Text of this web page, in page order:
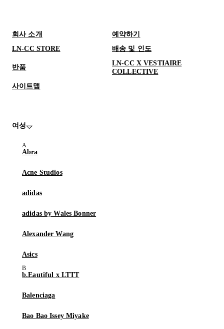
회사 소개
예약하기
LN-CC STORE
배송 및 인도
반품
LN-CC X VESTIAIRE
COLLECTIVE
사이트맵
여성
Abra
Acne Studios
adidas
adidas by Wales Bonner
Alexander Wang
Asics
b.Eautiful x LTTT
Balenciaga
Bao Bao Issey Miyake